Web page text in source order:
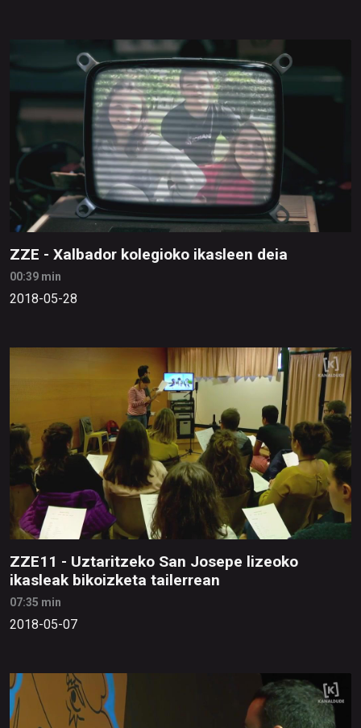
ZZE - Xalbador kolegioko ikasleen deia
00:39 min
2018-05-28
ZZE11 - Uztaritzeko San Josepe lizeoko
ikasleak bikoizketa tailerrean
07:35 min
2018-05-07